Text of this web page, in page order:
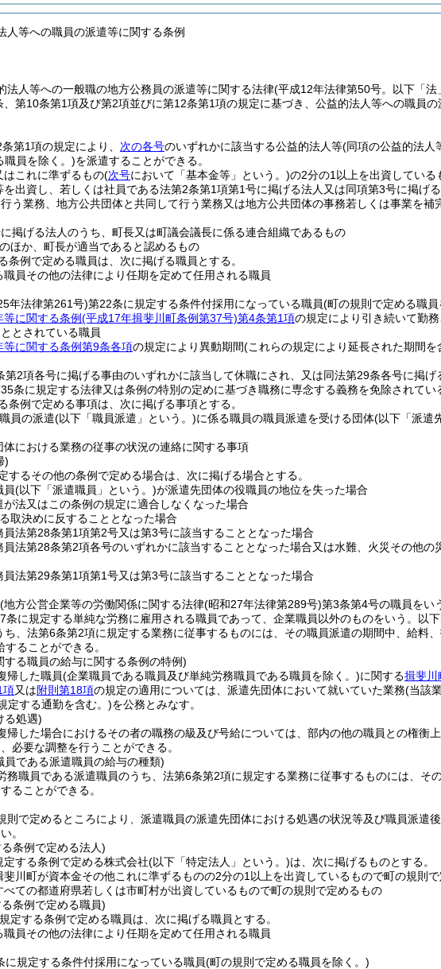
人等への職員の派遣等に関する条例
法人等への一般職の地方公務員の派遣等に関する法律(平成12年法律第50号。以下「法
第10条第1項及び第2項並びに第12条第1項の規定に基づき、公益的法人等への職員
第1項の規定により、 次の各号のいずれかに該当する公益的法人等(同項の公益的法人
職員を除く。)を派遣することができる。
これに準ずるもの(次号において「基本金等」という。)の2分の1以上を出資している
出資し、若しくは社員である法第2条第1項第1号に掲げる法人又は同項第3号に掲げ
う業務、地方公共団体と共同して行う業務又は地方公共団体の事務若しくは事業を
掲げる法人のうち、町長又は町議会議長に係る連合組織であるもの
ほか、町長が適当であると認めるもの
条例で定める職員は、次に掲げる職員とする。
員その他の法律により任期を定めて任用される職員
年法律第261号)第22条に規定する条件付採用になっている職員(町の規則で定める職
に関する条例(平成17年揖斐川町条例第37号)第4条第1項の規定により引き続いて勤
とされている職員
に関する条例第9条各項の規定により異動期間(これらの規定により延長された期間を
第2項各号に掲げる事由のいずれかに該当して休職にされ、又は同法第29条各号に掲
条に規定する法律又は条例の特別の定めに基づき職務に専念する義務を免除されてい
条例で定める事項は、次に掲げる事項とする。
員の派遣(以下「職員派遣」という。)に係る職員の職員派遣を受ける団体(以下「派遣
体における業務の従事の状況の連絡に関する事項
)
するその他の条例で定める場合は、次に掲げる場合とする。
員(以下「派遣職員」という。)が派遣先団体の役職員の地位を失った場合
法又はこの条例の規定に適合しなくなった場合
取決めに反することとなった場合
法第28条第1項第2号又は第3号に該当することとなった場合
法第28条第2項各号のいずれかに該当することとなった場合又は水難、火災その他の
法第29条第1項第1号又は第3号に該当することとなった場合
(地方公営企業等の労働関係に関する法律(昭和27年法律第289号)第3条第4号の職員をい
条に規定する単純な労務に雇用される職員であって、企業職員以外のものをいう。以
ち、法第6条第2項に規定する業務に従事するものには、その職員派遣の期間中、給料
ることができる。
る職員の給与に関する条例の特例)
帰した職員(企業職員である職員及び単純労務職員である職員を除く。)に関する揖斐川
項又は附則第18項の規定の適用については、派遣先団体において就いていた業務(当該
定する通勤を含む。)を公務とみなす。
る処遇)
帰した場合におけるその者の職務の級及び号給については、部内の他の職員との権衡
必要な調整を行うことができる。
である派遣職員の給与の種類)
務職員である派遣職員のうち、法第6条第2項に規定する業務に従事するものには、そ
ることができる。
則で定めるところにより、派遣職員の派遣先団体における処遇の状況等及び職員派遣
。
条例で定める法人)
する条例で定める株式会社(以下「特定法人」という。)は、次に掲げるものとする。
川町が資本金その他これに準ずるものの2分の1以上を出資しているもので町の規則
ての都道府県若しくは市町村が出資しているもので町の規則で定めるもの
条例で定める職員)
定する条例で定める職員は、次に掲げる職員とする。
員その他の法律により任期を定めて任用される職員
に規定する条件付採用になっている職員(町の規則で定める職員を除く。)